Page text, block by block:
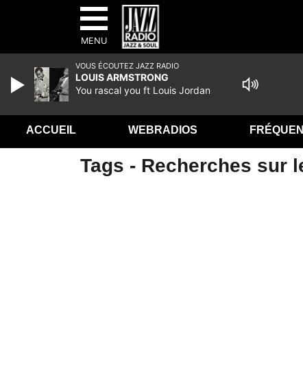
MENU
ACCUEIL WEBRADIOS
Tags - Recherches sur
VOUS ÉCOUTEZ JAZZ RADIO
LOUIS ARMSTRONG
You rascal you ft Louis Jordan